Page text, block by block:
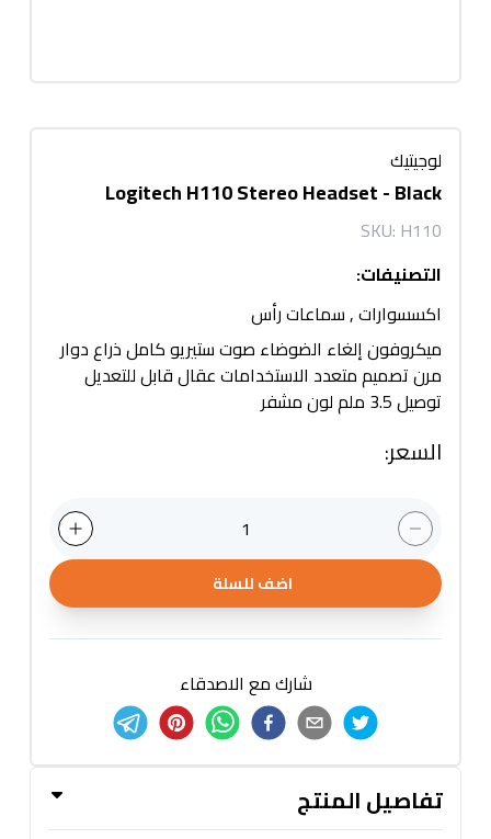
لوجيتيك
Logitech H110 Stereo Headset - Black
SKU: H110
التصنيفات:
اكسسوارات,سماعات رأس
ميكروفون إلغاء الضوضاء صوت ستيريو كامل ذراع دوار
مرن تصميم متعدد الاستخدامات عقال قابل للتعديل
توصيل 3.5 ملم لون مشفر
السعر:
1
اضف للسلة
شارك مع الاصدقاء
تفاصيل المنتج